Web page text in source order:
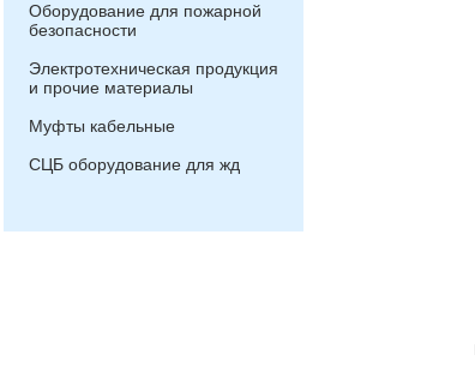
Оборудование для пожарной
безопасности
Электротехническая продукция
и прочие материалы
Муфты кабельные
СЦБ оборудование для жд